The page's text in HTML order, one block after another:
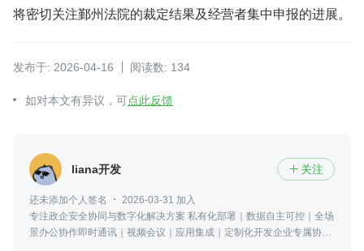
将密切关注鄞州法院的裁定结果及经营者集中申报的进展。
发布于: 2026-04-16 阅读数: 134
如对本文有异议，可点此反馈
liana开发  关注
还未添加个人签名
2026-03-31 加入
专注政企安全协同与数字化解决方案 私有化部署｜数据自主可控｜全场
景办公协作即时通讯｜视频会议｜应用集成｜定制化开发企业专属协作